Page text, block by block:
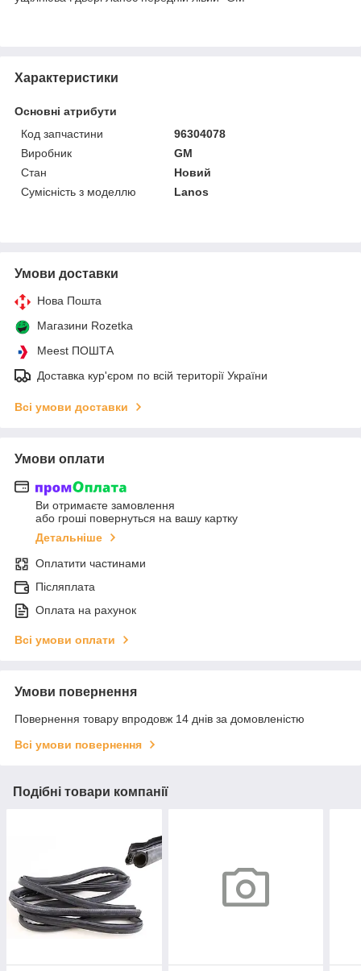
Характеристики
Основні атрибути
Код запчастини
96304078
Виробник
GM
Стан
Новий
Сумісність з моделлю
Lanos
Умови доставки
Нова Пошта
Магазини Rozetka
Meest ПОШТА
Доставка кур'єром по всій території України
Всі умови доставки
Умови оплати
Ви отримаєте замовлення
або гроші повернуться на вашу картку
Детальніше
Оплатити частинами
Післяплата
Оплата на рахунок
Всі умови оплати
Умови повернення
Повернення товару впродовж 14 днів за домовленістю
Всі умови повернення
Подібні товари компанії